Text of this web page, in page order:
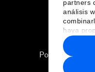
partners
análisis
haya
hecho
Política de